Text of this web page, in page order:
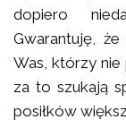
dopiero
Gwarantuję,
Was, którzy nie
za to szukają
posiłków